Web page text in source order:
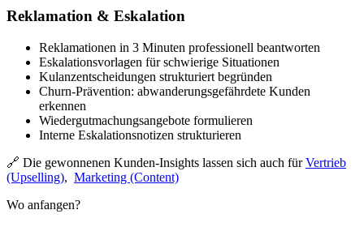
Reklamation & Eskalation
Reklamationen in 3 Minuten professionell beantworten
Eskalationsvorlagen für schwierige Situationen
Kulanzentscheidungen strukturiert begründen
Churn-Prävention: abwanderungsgefährdete Kunden
erkennen
Wiedergutmachungsangebote formulieren
Interne Eskalationsnotizen strukturieren
🔗 Die gewonnenen Kunden-Insights lassen sich auch fürVertrieb
(Upselling), Marketing (Content)
Wo anfangen?